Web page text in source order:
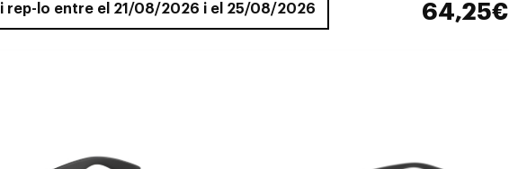
i rep-lo entre el 21/08/2026 i el 25/08/2026 64,25€